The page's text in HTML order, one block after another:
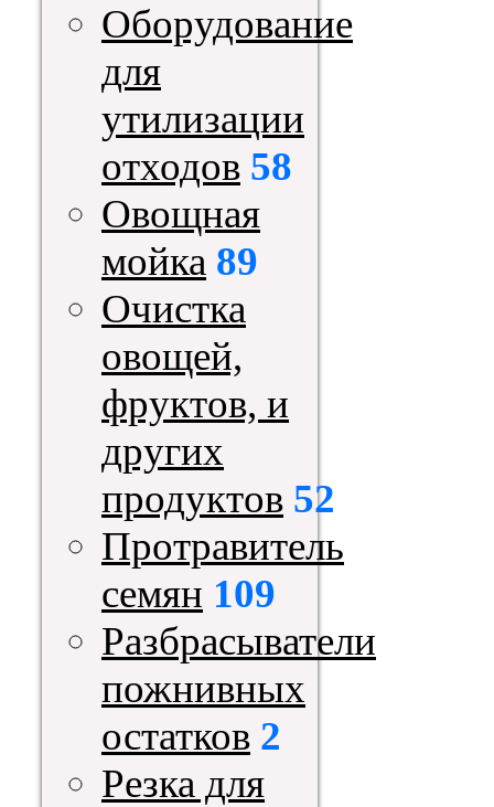
Оборудование
для
утилизации
отходов 58
Овощная
мойка 89
Очистка
овощей,
фруктов, и
других
продуктов 52
Протравитель
семян 109
Разбрасыватели
пожнивных
остатков 2
Резка для